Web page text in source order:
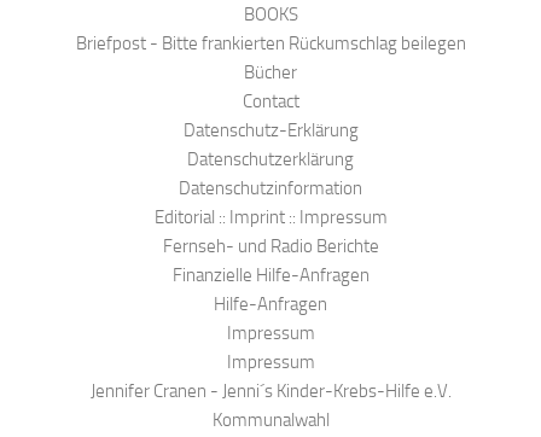
BOOKS
Briefpost - Bitte frankierten Rückumschlag beilegen
Bücher
Contact
Datenschutz-Erklärung
Datenschutzerklärung
Datenschutzinformation
Editorial :: Imprint :: Impressum
Fernseh- und Radio Berichte
Finanzielle Hilfe-Anfragen
Hilfe-Anfragen
Impressum
Impressum
Jennifer Cranen - Jenni´s Kinder-Krebs-Hilfe e.V.
Kommunalwahl